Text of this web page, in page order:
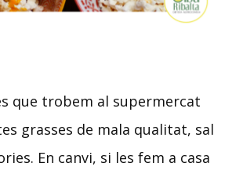
que trobem al supermercat
grasses de mala qualitat, sal
En canvi, si les fem a casa